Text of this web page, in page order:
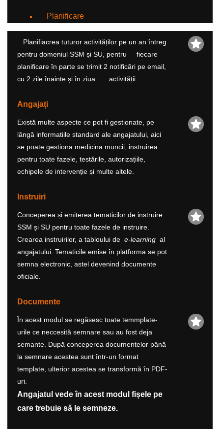
Planificare
Planifiacrea tuturor activităților pe un an întreg
pentru domeniul SSM și SU, pentru fiecare
planificare în parte se trimit 2 notificări pe email,
cu 2 zile înainte și în ziua activității.
Angajați
Există multe aspecte ce pot fi gestionate, pe
lângă informatiile standard ale angajatului, aici
se poate gestiona medicina muncii, instruirea
pentru toate fazele, testările, autorizațiile,
echipele de intervenție și multe altele.
Instruiri
Conceperea și emiterea tematicilor de instruire
SSM și SU pentru toate fazele de instruire.
Crearea instruirilor, a tabloului de e-learning al
angajatului. Tematicile emise în platforma se pot
semna electronic, astel devenind documente
oficiale.
Documente
În acest modul se regăsesc toate temmplate-
urile ce neccesită semnare sau au fost deja
semante. După conceperea documentelor până
la semnare acestea sunt într-un format
template, ulterior acestea se transformă în PDF-
uri.
Angajatul vede în acest modul fișele pe
care trebuie să le semneze.